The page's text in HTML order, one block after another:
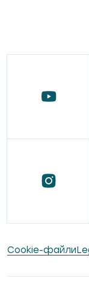
Сookie-файли